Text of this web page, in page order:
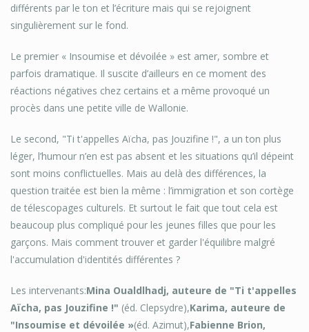
différents par le ton et l’écriture mais qui se rejoignent
singulièrement sur le fond.
Le premier « Insoumise et dévoilée » est amer, sombre et
parfois dramatique. Il suscite d’ailleurs en ce moment des
réactions négatives chez certains et a même provoqué un
procès dans une petite ville de Wallonie.
Le second, "Ti t'appelles Aïcha, pas Jouzifine !", a un ton plus
léger, l’humour n’en est pas absent et les situations qu’il dépeint
sont moins conflictuelles. Mais au delà des différences, la
question traitée est bien la même : l’immigration et son cortège
de télescopages culturels. Et surtout le fait que tout cela est
beaucoup plus compliqué pour les jeunes filles que pour les
garçons. Mais comment trouver et garder l'équilibre malgré
l'accumulation d'identités différentes ?
Les intervenants:Mina Oualdlhadj, auteure de "Ti t'appelles
Aïcha, pas Jouzifine !" (éd. Clepsydre),Karima, auteure de
"Insoumise et dévoilée »(éd. Azimut),Fabienne Brion,